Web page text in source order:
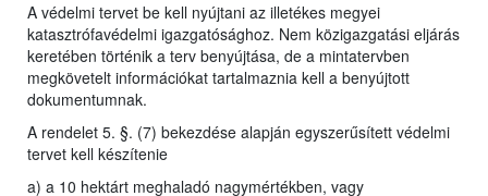
A védelmi tervet be kell nyújtani az illetékes megyei
katasztrófavédelmi igazgatósághoz. Nem közigazgatási eljárás
keretében történik a terv benyújtása, de a mintatervben
megkövetelt információkat tartalmaznia kell a benyújtott
dokumentumnak.
A rendelet 5. §. (7) bekezdése alapján egyszerűsített védelmi
tervet kell készítenie
a) a 10 hektárt meghaladó nagymértékben, vagy